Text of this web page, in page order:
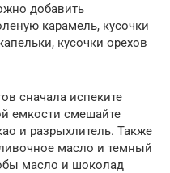
добавить
карамель, кусочки
кусочки орехов
сначала испеките
емкости смешайте
и разрыхлитель. Также
масло и темный
масло и шоколад